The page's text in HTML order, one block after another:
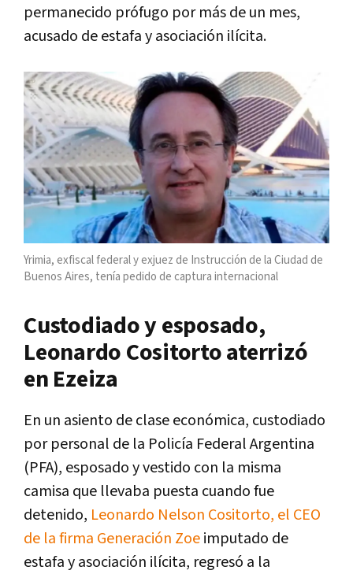
permanecido prófugo por más de un mes,
acusado de estafa y asociación ilícita.
Yrimia, exfiscal federal y exjuez de Instrucción de la Ciudad de
Buenos Aires, tenía pedido de captura internacional
Custodiado y esposado,
Leonardo Cositorto aterrizó
en Ezeiza
En un asiento de clase económica, custodiado
por personal de la Policía Federal Argentina
(PFA), esposado y vestido con la misma
camisa que llevaba puesta cuando fue
detenido, Leonardo Nelson Cositorto, el CEO
de la firma Generación Zoeimputado de
estafa y asociación ilícita, regresó a la